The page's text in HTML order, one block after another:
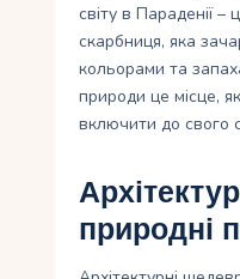
світу в Параденії
скарбниця, яка
кольорами та
природи це місце,
включити до свого
природні